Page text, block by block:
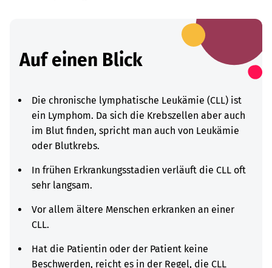
Auf einen Blick
Die chronische lymphatische Leukämie (CLL) ist
ein Lymphom. Da sich die Krebszellen aber auch
im Blut finden, spricht man auch von Leukämie
oder Blutkrebs.
In frühen Erkrankungsstadien verläuft die CLL oft
sehr langsam.
Vor allem ältere Menschen erkranken an einer
CLL.
Hat die Patientin oder der Patient keine
Beschwerden, reicht es in der Regel, die CLL